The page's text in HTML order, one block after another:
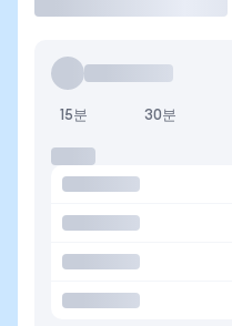
15분 30분